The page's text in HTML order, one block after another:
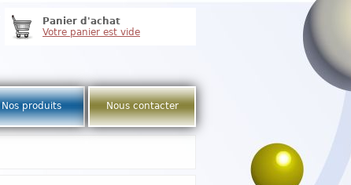
Panier d'achat
Votre panier est vide
Nos produits Nous contacter